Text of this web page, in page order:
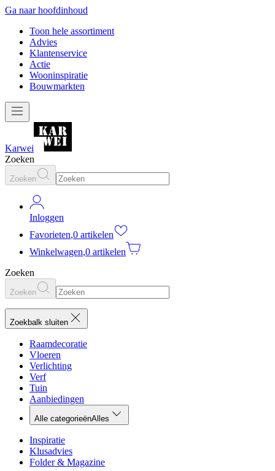
Ga naar hoofdinhoud
Toon hele assortiment
Advies
Klantenservice
Actie
Wooninspiratie
Bouwmarkten
Karwei
Zoeken
Zoeken
Inloggen
Favorieten,0 artikelen
Winkelwagen,0 artikelen
Zoeken
Zoeken
Zoekbalk sluiten
Raamdecoratie
Vloeren
Verlichting
Verf
Tuin
Aanbiedingen
Alle categorieënAlles
Inspiratie
Klusadvies
Folder & Magazine